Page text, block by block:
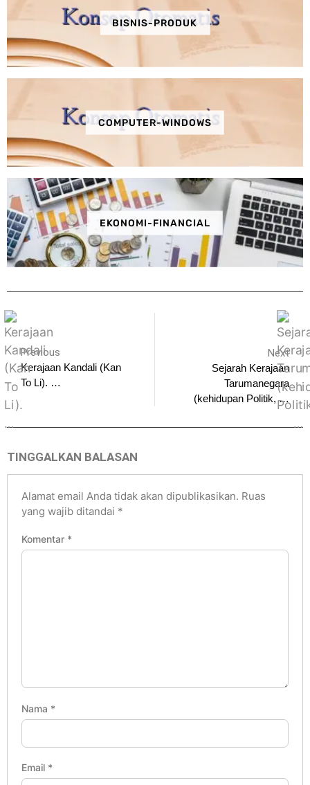
BISNIS-PRODUK
COMPUTER-WINDOWS
EKONOMI-FINANCIAL
Previous
Kerajaan Kandali (Kan
To Li). …
Next
Sejarah Kerajaan
Tarumanegara
(kehidupan Politik, …
TINGGALKAN BALASAN
Alamat email Anda tidak akan dipublikasikan. Ruas
yang wajib ditandai *
Komentar *
Nama *
Email *